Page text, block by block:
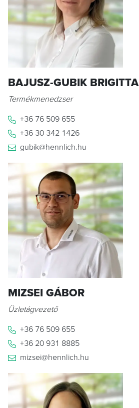
BAJUSZ-GUBIK BRIGITTA
Termékmenedzser
+36 76 509 655
+36 30 342 1426
gubik@hennlich.hu
MIZSEI GÁBOR
Üzletágvezető
+36 76 509 655
+36 20 931 8885
mizsei@hennlich.hu